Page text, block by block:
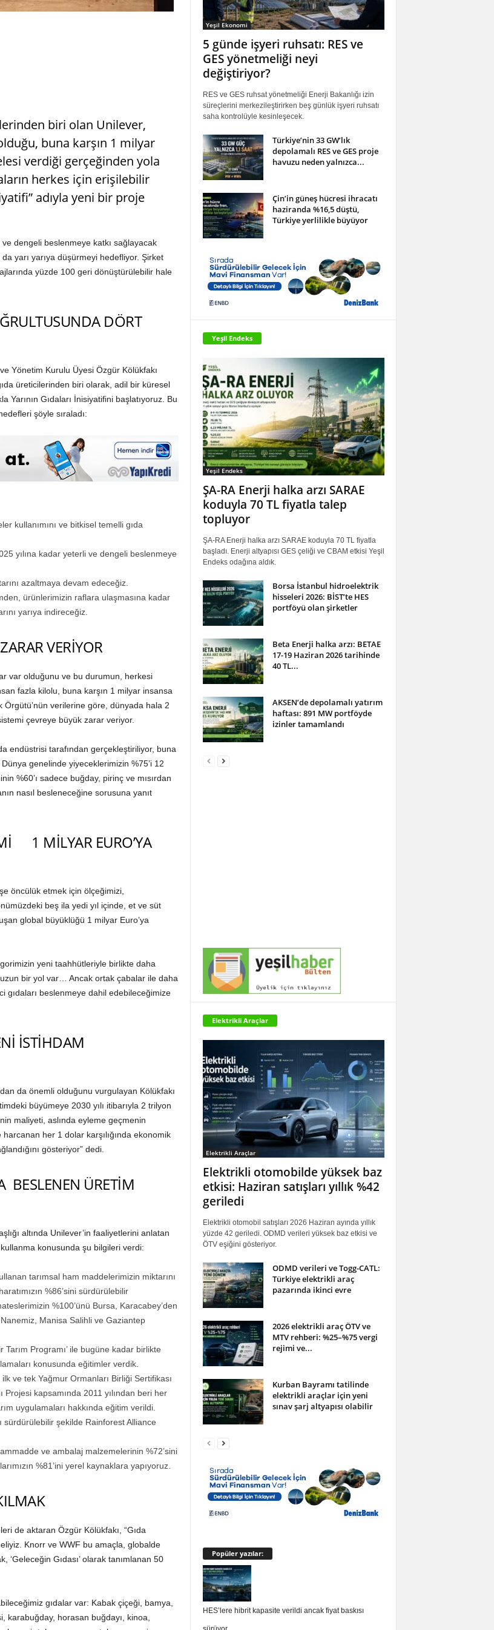
biri olan Unilever,
buna karşın 1 milyar
verdiği gerçeğinden yola
herkes için erişilebilir
adıyla yeni bir proje
dengeli beslenmeye katkı sağlayacak
da yarı yarıya düşürmeyi hedefliyor. Şirket
yüzde 100 geri dönüştürülebilir hale
DÖRT
Yönetim Kurulu Üyesi Özgür Kölükfakı
üreticilerinden biri olarak, adil bir küresel
Yarının Gıdaları İnisiyatifini başlatıyoruz. Bu
şöyle sıraladı:
kullanımını ve bitkisel temelli gıda
yılına kadar yeterli ve dengeli beslenmeye
azaltmaya devam edeceğiz.
ürünlerimizin raflara ulaşmasına kadar
yarıya indireceğiz.
VERİYOR
var olduğunu ve bu durumun, herkesi
fazla kilolu, buna karşın 1 milyar insansa
Örgütü’nün verilerine göre, dünyada hala 2
çevreye büyük zarar veriyor.
endüstrisi tarafından gerçekleştiriliyor, buna
genelinde yiyeceklerimizin %75’i 12
%60’ı sadece buğday, pirinç ve mısırdan
nasıl besleneceğine sorusuna yanıt
1 MİLYAR EURO’YA
öncülük etmek için ölçeğimizi,
beş ila yedi yıl içinde, et ve süt
global büyüklüğü 1 milyar Euro’ya
yeni taahhütleriyle birlikte daha
uzun bir yol var… Ancak ortak çabalar ile daha
gıdaları beslenmeye dahil edebileceğimize
İSTİHDAM
da önemli olduğunu vurgulayan Kölükfakı
büyümeye 2030 yılı itibarıyla 2 trilyon
maliyeti, aslında eyleme geçmenin
her 1 dolar karşılığında ekonomik
gösteriyor” dedi.
BESLENEN ÜRETİM
altında Unilever’in faaliyetlerini anlatan
konusunda şu bilgileri verdi:
tarımsal ham maddelerimizin miktarını
%86’sini sürdürülebilir
%100’ünü Bursa, Karacabey’den
Manisa Salihli ve Gaziantep
Tarım Programı’ ile bugüne kadar birlikte
konusunda eğitimler verdik.
ve tek Yağmur Ormanları Birliği Sertifikası
kapsamında 2011 yılından beri her
uygulamaları hakkında eğitim verildi.
sürdürülebilir şekilde Rainforest Alliance
ve ambalaj malzemelerinin %72’sini
%81’ini yerel kaynaklara yapıyoruz.
de aktaran Özgür Kölükfakı, “Gıda
Knorr ve WWF bu amaçla, globalde
‘Geleceğin Gıdası’ olarak tanımlanan 50
gıdalar var: Kabak çiçeği, bamya,
karabuğday, horasan buğdayı, kinoa,
Yeşil Ekonomi
5 günde işyeri ruhsatı: RES ve
GES yönetmeliği neyi
değiştiriyor?
RES ve GES ruhsat yönetmeliği Enerji Bakanlığı izin
süreçlerini merkezileştirirken beş günlük işyeri ruhsatı
saha kontrolüyle kesinleşecek.
Türkiye’nin 33 GW’lık
depolamalı RES ve GES proje
havuzu neden yalnızca...
Çin’in güneş hücresi ihracatı
haziranda %16,5 düştü,
Türkiye yerlilikle büyüyor
Yeşil Endeks
Yeşil Endeks
ŞA-RA Enerji halka arzı SARAE
koduyla 70 TL fiyatla talep
topluyor
ŞA-RA Enerji halka arzı SARAE koduyla 70 TL fiyatla
başladı. Enerji altyapısı GES çeliği ve CBAM etkisi Yeşil
Endeks odağına aldık.
Borsa İstanbul hidroelektrik
hisseleri 2026: BİST’te HES
portföyü olan şirketler
Beta Enerji halka arzı: BETAE
17-19 Haziran 2026 tarihinde
40 TL...
AKSEN’de depolamalı yatırım
haftası: 891 MW portföyde
izinler tamamlandı
Elektrikli Araçlar
Elektrikli Araçlar
Elektrikli otomobilde yüksek baz
etkisi: Haziran satışları yıllık %42
geriledi
Elektrikli otomobil satışları 2026 Haziran ayında yıllık
yüzde 42 geriledi. ODMD verileri yüksek baz etkisi ve
ÖTV eşiğini gösteriyor.
ODMD verileri ve Togg-CATL:
Türkiye elektrikli araç
pazarında ikinci evre
2026 elektrikli araç ÖTV ve
MTV rehberi: %25–%75 vergi
rejimi ve...
Kurban Bayramı tatilinde
elektrikli araçlar için yeni
sınav şarj altyapısı olabilir
Popüler yazılar:
HES’lere hibrit kapasite verildi ancak fiyat baskısı